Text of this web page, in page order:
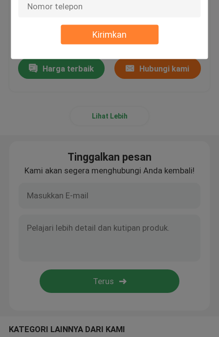
Kirimkan
Cap Liners Untuk Botol Induksi
Harga terbaik Hubungi kami
Lihat Lebih
Tinggalkan pesan
Kami akan segera menghubungi Anda kembali!
KATEGORI LAINNYA DARI KAMI